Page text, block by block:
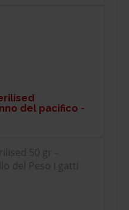
del pacifico -
50 gr -
del Peso I gatti